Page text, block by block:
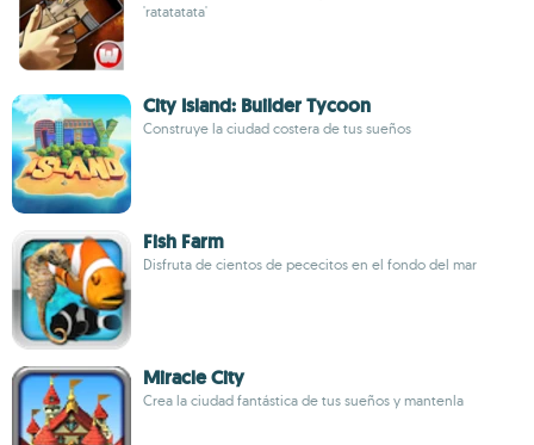
'ratatatata'
City Island: Builder Tycoon
Construye la ciudad costera de tus sueños
Fish Farm
Disfruta de cientos de pececitos en el fondo del mar
Miracle City
Crea la ciudad fantástica de tus sueños y mantenla